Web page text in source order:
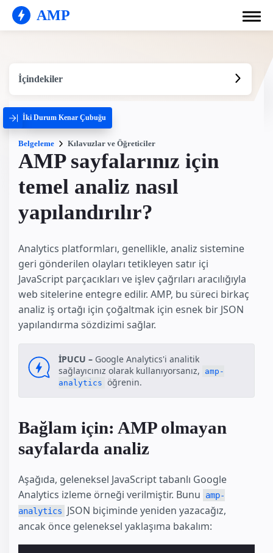
AMP
İçindekiler
İki Durum Kenar Çubuğu
Belgeleme Kılavuzlar ve Öğreticiler
AMP sayfalarınız için
temel analiz nasıl
yapılandırılır?
Analytics platformları, genellikle, analiz sistemine
geri gönderilen olayları tetikleyen satır içi
JavaScript parçacıkları ve işlev çağrıları aracılığıyla
web sitelerine entegre edilir. AMP, bu süreci birkaç
analiz iş ortağı için çoğaltmak için esnek bir JSON
yapılandırma sözdizimi sağlar.
İPUCU – Google Analytics'i analitik
sağlayıcınız olarak kullanıyorsanız,
amp-
analytics öğrenin.
Bağlam için: AMP olmayan
sayfalarda analiz
Aşağıda, geleneksel JavaScript tabanlı Google
Analytics izleme örneği verilmiştir. Bunu
amp-
analytics
JSON biçiminde yeniden yazacağız,
ancak önce geleneksel yaklaşıma bakalım: